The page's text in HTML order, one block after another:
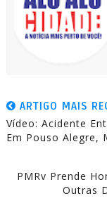
ARTIGO MAIS
Vídeo: Acidente
Em Pouso Alegre,
PMRv Prende
Outras